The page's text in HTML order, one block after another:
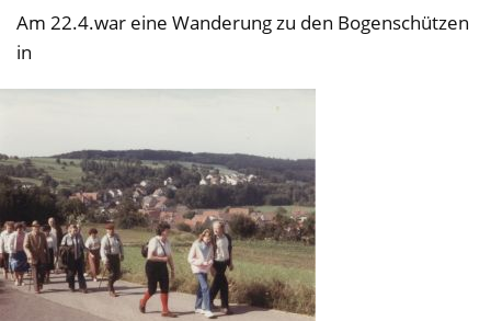
Am 22.4.war eine Wanderung zu den Bogenschützen
in